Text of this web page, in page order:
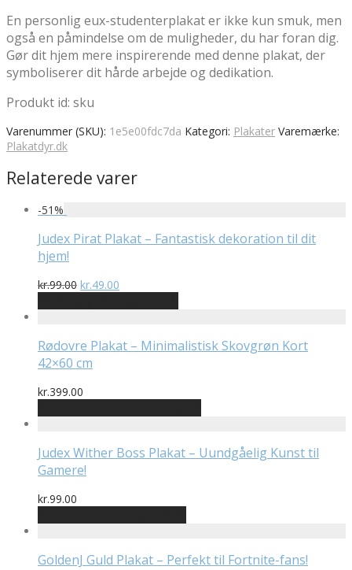
En personlig eux-studenterplakat er ikke kun smuk, men
også en påmindelse om de muligheder, du har foran dig.
Gør dit hjem mere inspirerende med denne plakat, der
symboliserer dit hårde arbejde og dedikation.
Produkt id: sku
Varenummer (SKU): 1e5e00fdc7da Kategori: Plakater Varemærke:
Plakatdyr.dk
Relaterede varer
-51%
Judex Pirat Plakat – Fantastisk dekoration til dit
hjem!
kr.99.00 Den
pris
kr.99.00.
kr.49.00
pris
kr.49.00.
Rødovre Plakat – Minimalistisk Skovgrøn Kort
42×60 cm
kr.399.00
Judex Wither Boss Plakat – Uundgåelig Kunst til
Gamere!
kr.99.00
GoldenJ Guld Plakat – Perfekt til Fortnite-fans!